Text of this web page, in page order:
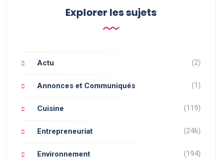
Explorer les sujets
Actu (2)
Annonces et Communiqués (1)
Cuisine (119)
Entrepreneuriat (246)
Environnement (194)